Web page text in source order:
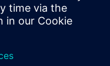
of the new
Industry 4.0.